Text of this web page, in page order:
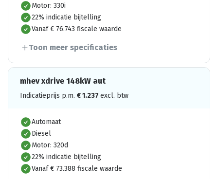
Motor: 330i
22% indicatie bijtelling
Vanaf € 76.743 fiscale waarde
Toon meer specificaties
mhev xdrive 148kW aut
Indicatieprijs p.m. €1.237 excl. btw
Automaat
Diesel
Motor: 320d
22% indicatie bijtelling
Vanaf € 73.388 fiscale waarde